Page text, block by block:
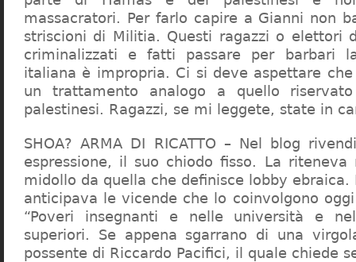
massacratori. Per farlo capire a Gianni non
striscioni di Militia. Questi ragazzi o elettori
criminalizzati e fatti passare per barbari
italiana è impropria. Ci si deve aspettare
un trattamento analogo a quello
palestinesi. Ragazzi, se mi leggete, state in
SHOA? ARMA DI RICATTO – Nel blog
espressione, il suo chiodo fisso. La
midollo da quella che definisce lobby ebraica.
anticipava le vicende che lo coinvolgono
“Poveri insegnanti e nelle università e
superiori. Se appena sgarrano di una
possente di Riccardo Pacifici, il quale chiede